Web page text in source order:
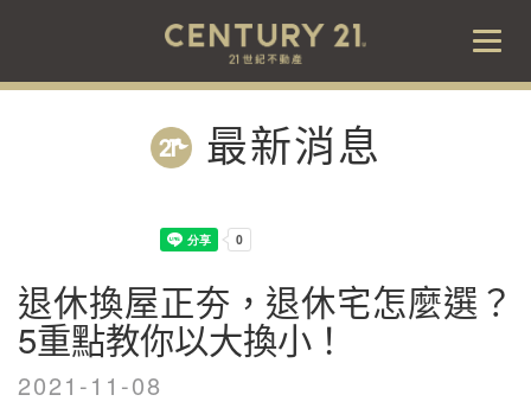
最新消息
退休換屋正夯，退休宅怎麼選？
5重點教你以大換小！
2021-11-08